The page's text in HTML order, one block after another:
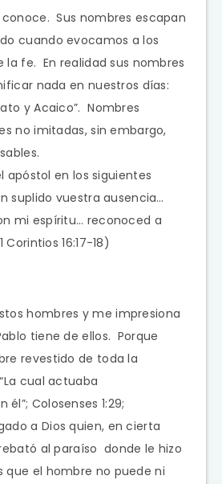
Sus nombres escapan
cuando evocamos a los
la fe. En realidad sus nombres
nada en nuestros días:
y Acaico”. Nombres
no imitadas, sin embargo,
apóstol en los siguientes
suplido vuestra ausencia…
mi espíritu… reconoced a
16:17-18)
hombres y me impresiona
tiene de ellos. Porque
revestido de toda la
cual actuaba
Colosenses 1:29;
a Dios quien, en cierta
al paraíso donde le hizo
que el hombre no puede ni